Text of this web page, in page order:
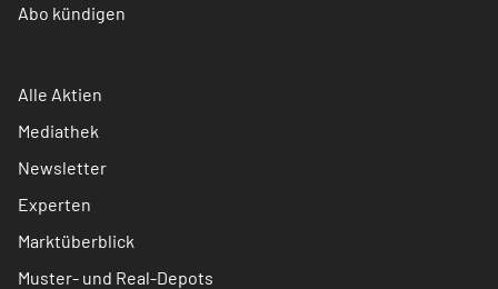
Abo kündigen
Alle Aktien
Mediathek
Newsletter
Experten
Marktüberblick
Muster- und Real-Depots